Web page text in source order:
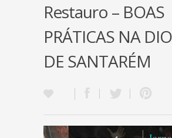
Restauro – BOAS
PRÁTICAS NA
DE SANTARÉM